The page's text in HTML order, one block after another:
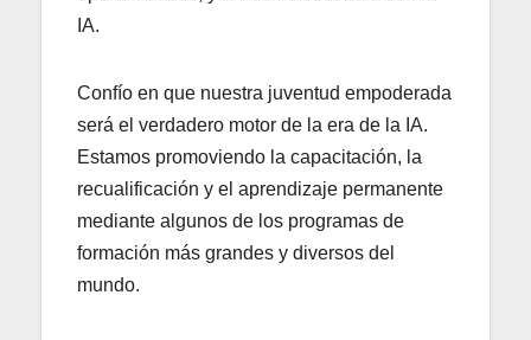
IA.
Confío en que nuestra juventud empoderada
será el verdadero motor de la era de la IA.
Estamos promoviendo la capacitación, la
recualificación y el aprendizaje permanente
mediante algunos de los programas de
formación más grandes y diversos del
mundo.